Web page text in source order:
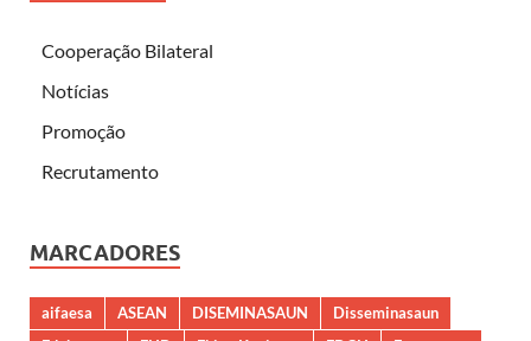
Cooperação Bilateral
Notícias
Promoção
Recrutamento
MARCADORES
aifaesa ASEAN DISEMINASAUN
Disseminasaun